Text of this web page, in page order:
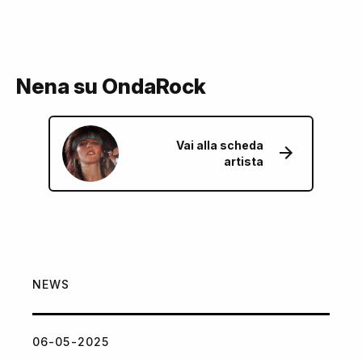
Nena su OndaRock
Vai alla scheda
artista
NEWS
06-05-2025